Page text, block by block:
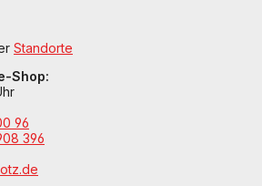
Standorte
Shop:
96
396